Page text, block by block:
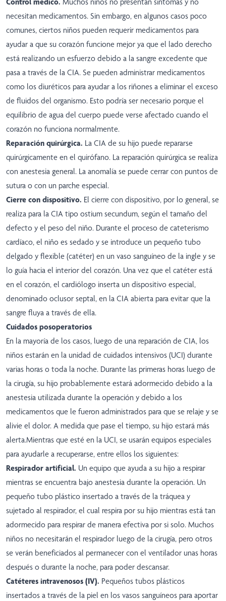
necesitan medicamentos. Sin embargo, en algunos casos poco
comunes, ciertos niños pueden requerir medicamentos para
ayudar a que su corazón funcione mejor ya que el lado derecho
está realizando un esfuerzo debido a la sangre excedente que
pasa a través de la CIA. Se pueden administrar medicamentos
como los diuréticos para ayudar a los riñones a eliminar el exceso
de fluidos del organismo. Esto podría ser necesario porque el
equilibrio de agua del cuerpo puede verse afectado cuando el
corazón no funciona normalmente.
Reparación quirúrgica. La CIA de su hijo puede repararse
quirúrgicamente en el quirófano. La reparación quirúrgica se realiza
con anestesia general. La anomalía se puede cerrar con puntos de
sutura o con un parche especial.
Cierre con dispositivo. El cierre con dispositivo, por lo general, se
realiza para la CIA tipo ostium secundum, según el tamaño del
defecto y el peso del niño. Durante el proceso de cateterismo
cardíaco, el niño es sedado y se introduce un pequeño tubo
delgado y flexible (catéter) en un vaso sanguíneo de la ingle y se
lo guía hacia el interior del corazón. Una vez que el catéter está
en el corazón, el cardiólogo inserta un dispositivo especial,
denominado oclusor septal, en la CIA abierta para evitar que la
sangre fluya a través de ella.
Cuidados posoperatorios
En la mayoría de los casos, luego de una reparación de CIA, los
niños estarán en la unidad de cuidados intensivos (UCI) durante
varias horas o toda la noche. Durante las primeras horas luego de
la cirugía, su hijo probablemente estará adormecido debido a la
anestesia utilizada durante la operación y debido a los
medicamentos que le fueron administrados para que se relaje y se
alivie el dolor. A medida que pase el tiempo, su hijo estará más
alerta.Mientras que esté en la UCI, se usarán equipos especiales
para ayudarle a recuperarse, entre ellos los siguientes:
Respirador artificial. Un equipo que ayuda a su hijo a respirar
mientras se encuentra bajo anestesia durante la operación. Un
pequeño tubo plástico insertado a través de la tráquea y
sujetado al respirador, el cual respira por su hijo mientras está tan
adormecido para respirar de manera efectiva por si solo. Muchos
niños no necesitarán el respirador luego de la cirugía, pero otros
se verán beneficiados al permanecer con el ventilador unas horas
después o durante la noche, para poder descansar.
Catéteres intravenosos (IV). Pequeños tubos plásticos
insertados a través de la piel en los vasos sanguíneos para aportar